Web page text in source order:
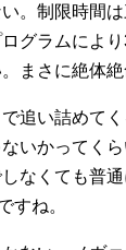
。制限時間
グラムによ
まさに絶体絶
追い詰めて
いかってく
なくても普
すね。